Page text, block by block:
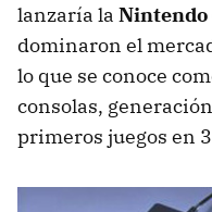
lanzaría la Nintendo
dominaron el
lo que se conoce
consolas,
primeros juegos en